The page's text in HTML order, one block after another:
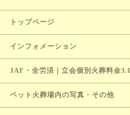
トップページ
インフォメーション
JAF・全労済｜立会個別火葬料金
ペット火葬場内の写真・その他